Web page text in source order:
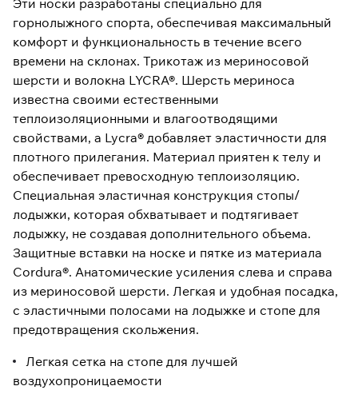
Эти носки разработаны специально для
горнолыжного спорта, обеспечивая максимальный
комфорт и функциональность в течение всего
времени на склонах. Трикотаж из мериносовой
шерсти и волокна LYCRA®. Шерсть мериноса
известна своими естественными
теплоизоляционными и влагоотводящими
свойствами, а Lycra® добавляет эластичности для
плотного прилегания. Материал приятен к телу и
обеспечивает превосходную теплоизоляцию.
Специальная эластичная конструкция стопы/
лодыжки, которая обхватывает и подтягивает
лодыжку, не создавая дополнительного объема.
Защитные вставки на носке и пятке из материала
Cordura®. Анатомические усиления слева и справа
из мериносовой шерсти. Легкая и удобная посадка,
с эластичными полосами на лодыжке и стопе для
предотвращения скольжения.
Легкая сетка на стопе для лучшей
воздухопроницаемости